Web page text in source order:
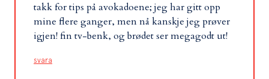
takk for tips på avokadoene; jeg har gitt opp
mine flere ganger, men nå kanskje jeg prøver
igjen! fin tv-benk, og brødet ser megagodt ut!
svara